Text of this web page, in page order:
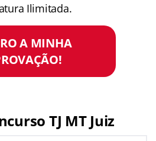
Ilimitada.
A MINHA
TJ MT Juiz